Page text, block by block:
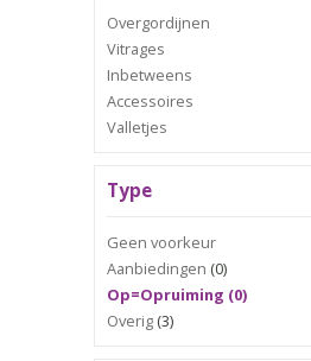
Overgordijnen
Vitrages
Inbetweens
Accessoires
Valletjes
Type
Geen voorkeur
Aanbiedingen (0)
Op=Opruiming (0)
Overig (3)